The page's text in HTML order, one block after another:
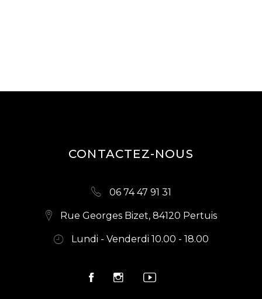
CONTACTEZ-NOUS
06 74 47 91 31
Rue Georges Bizet, 84120 Pertuis
Lundi - Venderdi 10.00 - 18.00